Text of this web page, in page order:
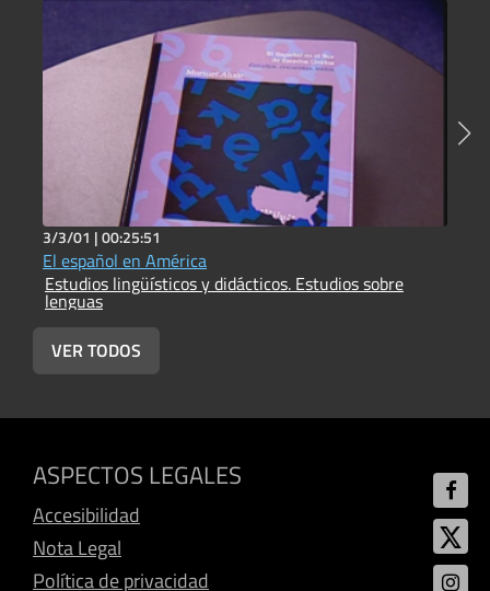
3/3/01 |00:25:51
El español en América
Estudios lingüísticos y didácticos. Estudios sobre
lenguas
VER TODOS
ASPECTOS LEGALES
Accesibilidad
Nota Legal
Política de privacidad